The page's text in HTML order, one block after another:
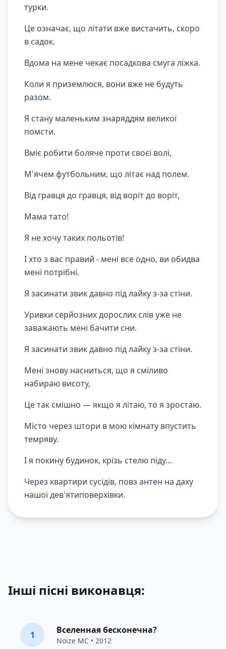
турки.
Це означає, що літати вже вистачить, скоро
в садок.
Вдома на мене чекає посадкова смуга ліжка.
Коли я приземлюся, вони вже не будуть
разом.
Я стану маленьким знаряддям великої
помсти.
Вміє робити боляче проти своєї волі,
М'ячем футбольним, що літає над полем.
Від гравця до гравця, від воріт до воріт,
Мама тато!
Я не хочу таких польотів!
І хто з вас правий - мені все одно, ви обидва
мені потрібні.
Я засинати звик давно під лайку з-за стіни.
Уривки серйозних дорослих слів уже не
заважають мені бачити сни.
Я засинати звик давно під лайку з-за стіни.
Мені знову насниться, що я сміливо
набираю висоту,
Це так смішно — якщо я літаю, то я зростаю.
Місто через штори в мою кімнату впустить
темряву.
І я покину будинок, крізь стелю піду...
Через квартири сусідів, повз антен на даху
нашої дев'ятиповерхівки.
Інші пісні виконавця:
1 Вселенная бесконечна?
Noize MC • 2012